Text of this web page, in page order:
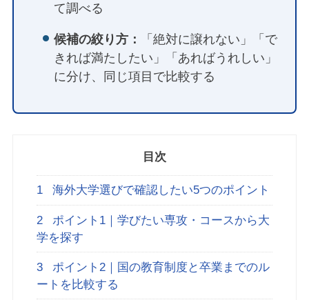
て調べる
候補の絞り方：
「絶対に譲れない」「で
きれば満たしたい」「あればうれしい」
に分け、同じ項目で比較する
目次
1 海外大学選びで確認したい5つのポイント
2
ポイント1｜学びたい専攻・コースから大
学を探す
3
ポイント2｜国の教育制度と卒業までのル
ートを比較する